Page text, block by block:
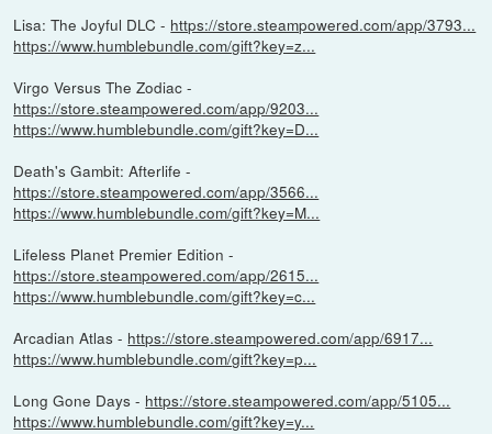
Lisa: The Joyful DLC - https://store.steampowered.com/app/3793...
https://www.humblebundle.com/gift?key=z...
Virgo Versus The Zodiac -
https://store.steampowered.com/app/9203...
https://www.humblebundle.com/gift?key=D...
Death's Gambit: Afterlife -
https://store.steampowered.com/app/3566...
https://www.humblebundle.com/gift?key=M...
Lifeless Planet Premier Edition -
https://store.steampowered.com/app/2615...
https://www.humblebundle.com/gift?key=c...
Arcadian Atlas - https://store.steampowered.com/app/6917...
https://www.humblebundle.com/gift?key=p...
Long Gone Days - https://store.steampowered.com/app/5105...
https://www.humblebundle.com/gift?key=y...